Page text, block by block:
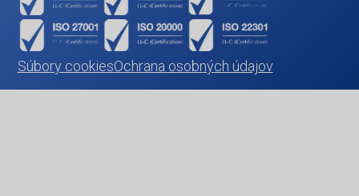
Súbory cookiesOchrana osobných údajov